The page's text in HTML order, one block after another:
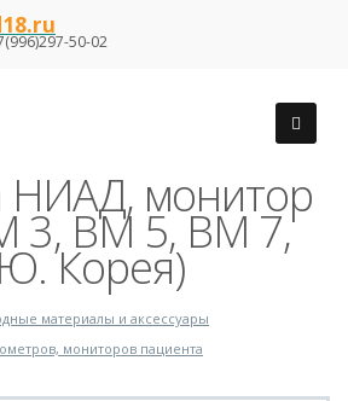
50-02
монитор
3, ВМ 5, ВМ 7,
Корея)
материалы и аксессуары
мониторов пациента